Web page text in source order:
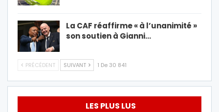
La CAF réaffirme « à l’unanimité »
son soutien à Gianni…
PRÉCÉDENT SUIVANT 1 De 30 841
LES PLUS LUS